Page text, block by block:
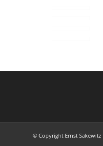
© Copyright Ernst Sakewitz